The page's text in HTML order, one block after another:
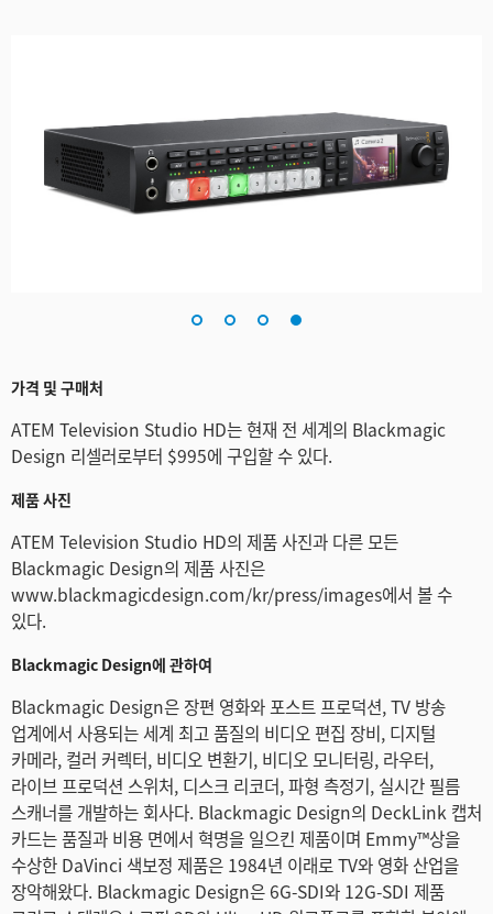
가격 및 구매처
ATEM Television Studio HD는 현재 전 세계의 Blackmagic
Design 리셀러로부터 $995에 구입할 수 있다.
제품 사진
ATEM Television Studio HD의 제품 사진과 다른 모든
Blackmagic Design의 제품 사진은
www.blackmagicdesign.com/kr/press/images에서 볼 수
있다.
Blackmagic Design에 관하여
Blackmagic Design은 장편 영화와 포스트 프로덕션, TV 방송
업계에서 사용되는 세계 최고 품질의 비디오 편집 장비, 디지털
카메라, 컬러 커렉터, 비디오 변환기, 비디오 모니터링, 라우터,
라이브 프로덕션 스위처, 디스크 리코더, 파형 측정기, 실시간 필름
스캐너를 개발하는 회사다. Blackmagic Design의 DeckLink 캡처
카드는 품질과 비용 면에서 혁명을 일으킨 제품이며 Emmy™상을
수상한 DaVinci 색보정 제품은 1984년 이래로 TV와 영화 산업을
장악해왔다. Blackmagic Design은 6G-SDI와 12G-SDI 제품